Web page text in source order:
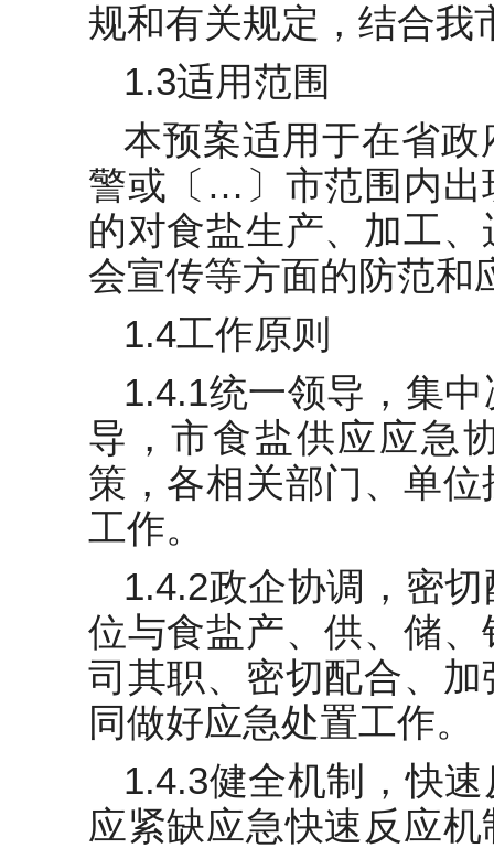
规和有关规定，结合我
1.3适用范围
本预案适用于在省
警或〔…〕市范围内出
的对食盐生产、加工
会宣传等方面的防范和
1.4工作原则
1.4.1统一领导，集
导，市食盐供应应急
策，各相关部门、单
工作。
1.4.2政企协调，密
位与食盐产、供、储
司其职、密切配合、
同做好应急处置工作。
1.4.3健全机制，快
应紧缺应急快速反应